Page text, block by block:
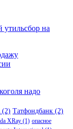
утильсбор на
надо
(2) Татфондбанк (2)
XRay (1) опасное